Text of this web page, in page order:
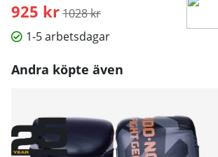
925 kr Ordinarie pris:
1028 kr
1-5 arbetsdagar
Andra köpte även